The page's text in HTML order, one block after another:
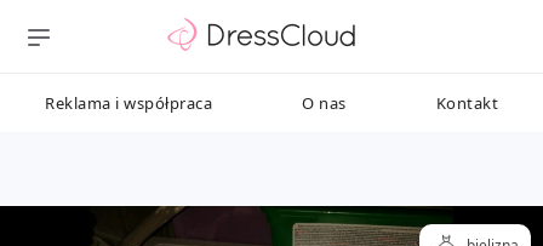
Reklama i współpraca O nas Kontakt